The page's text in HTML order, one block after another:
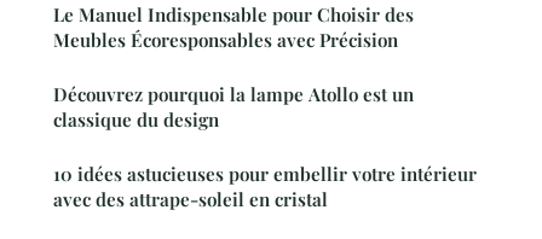
Le Manuel Indispensable pour Choisir des
Meubles Écoresponsables avec Précision
Découvrez pourquoi la lampe Atollo est un
classique du design
10 idées astucieuses pour embellir votre intérieur
avec des attrape-soleil en cristal